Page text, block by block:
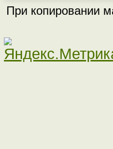
При копировании